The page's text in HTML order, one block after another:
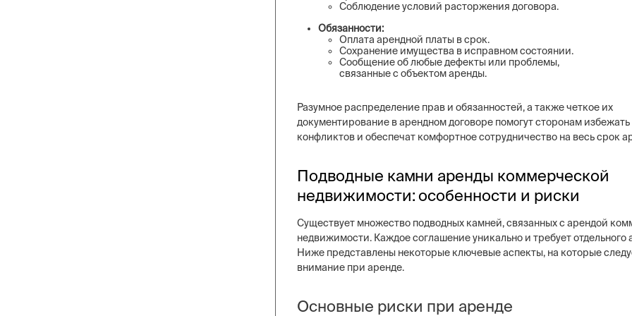
Соблюдение условий расторжения договора.
Обязанности:
Оплата арендной платы в срок.
Сохранение имущества в исправном состоянии.
Сообщение об любые дефекты или проблемы,
связанные с объектом аренды.
Разумное распределение прав и обязанностей, а также четкое их
документирование в арендном договоре помогут сторонам
конфликтов и обеспечат комфортное сотрудничество на весь срок
Подводные камни аренды коммерческой
недвижимости: особенности и риски
Существует множество подводных камней, связанных с арендой
недвижимости. Каждое соглашение уникально и требует отдельного
Ниже представлены некоторые ключевые аспекты, на которые
внимание при аренде.
Основные риски при аренде